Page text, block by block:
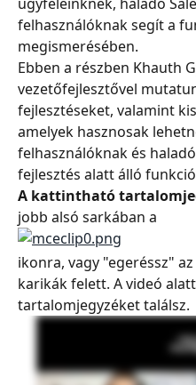
felhasználóknak segít a
megismerésében.
Ebben a részben Khauth
vezetőfejlesztővel
fejlesztéseket, valamint
amelyek hasznosak
felhasználóknak és
fejlesztés alatt álló
A kattintható
jobb alsó sarkában a
ikonra, vagy "egeréssz"
karikák felett. A videó
tartalomjegyzéket találsz.